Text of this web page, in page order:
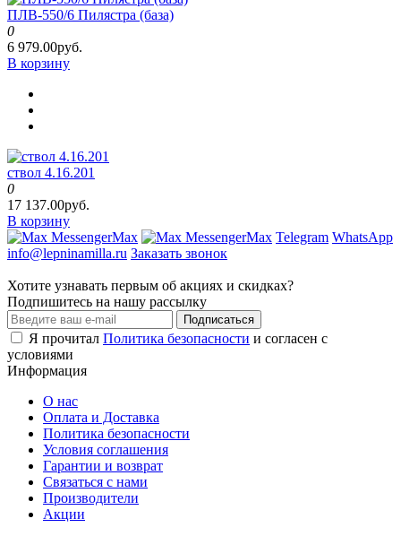
ПЛВ-550/6 Пилястра (база)
0
6 979.00руб.
В корзину
ствол 4.16.201
0
17 137.00руб.
В корзину
Max
Max Telegram WhatsApp
info@lepninamilla.ru Заказать звонок
Хотите узнавать первым об акциях и скидках?
Подпишитесь на нашу рассылку
Подписаться
Я прочитал Политика безопасности и согласен с
условиями
Информация
О нас
Оплата и Доставка
Политика безопасности
Условия соглашения
Гарантии и возврат
Связаться с нами
Производители
Акции